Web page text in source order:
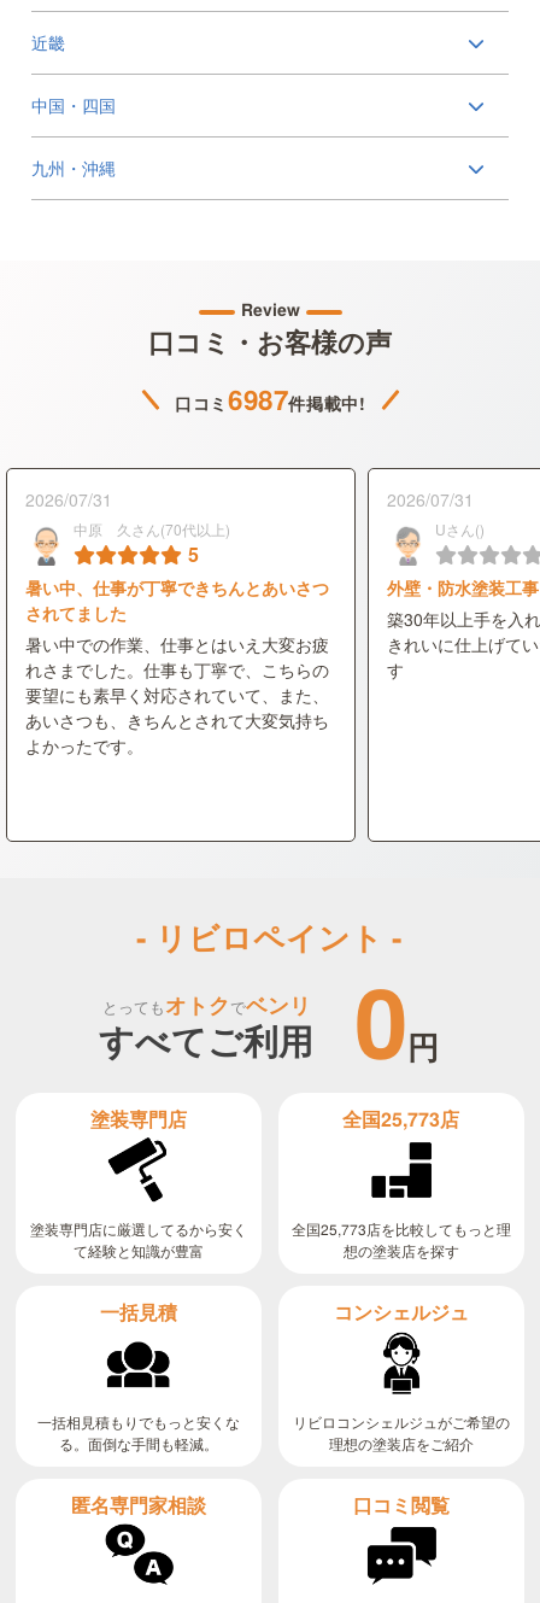
近畿
中国・四国
九州・沖縄
Review
口コミ・お客様の声
口コミ6987件掲載中!
2026/07/31
中原 久さん(70代以上)
5
暑い中、仕事が丁寧できちんとあいさつ
されてました
暑い中での作業、仕事とはいえ大変お疲
れさまでした。仕事も丁寧で、こちらの
要望にも素早く対応されていて、また、
あいさつも、きちんとされて大変気持ち
よかったです。
2026/07/31
Uさん()
外壁・防水塗装工事
築30年以上手を入
きれいに仕上げて
す
- リビロペイント -
とってもオトクでベンリ
すべてご利用 0円
塗装専門店
塗装専門店に厳選してるから安く
て経験と知識が豊富
全国25,773店
全国25,773店を比較してもっと理
想の塗装店を探す
一括見積
一括相見積もりでもっと安くな
る。面倒な手間も軽減。
コンシェルジュ
リビロコンシェルジュがご希望の
理想の塗装店をご紹介
匿名専門家相談 口コミ閲覧